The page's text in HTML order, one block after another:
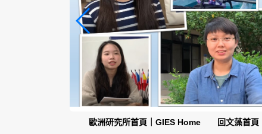
歐洲研究所首頁｜GIES Home 回文藻首頁